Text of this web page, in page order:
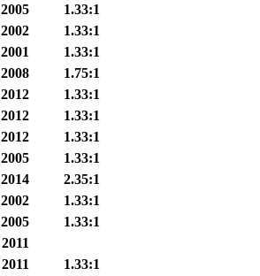
2005
1.33:1
2002
1.33:1
2001
1.33:1
2008
1.75:1
2012
1.33:1
2012
1.33:1
2012
1.33:1
2005
1.33:1
2014
2.35:1
2002
1.33:1
2005
1.33:1
2011
2011
1.33:1